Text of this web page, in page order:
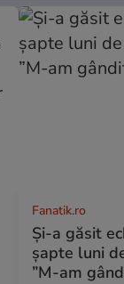
Fanatik.ro
Și-a găsit
șapte luni
”M-am